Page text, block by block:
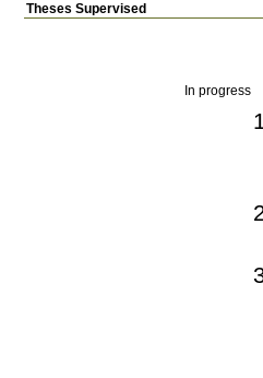
Theses Supervised
In progress